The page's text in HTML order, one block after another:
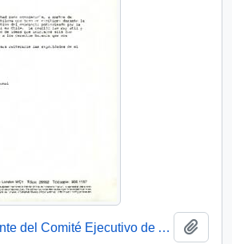
[Carta del Presidente del Comité Ejecutivo de Amnistía Internacional dirigida al Presidente Patricio Aylwin]